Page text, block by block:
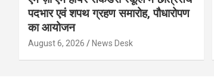
पदभार एवं शपथ ग्रहण समारोह, पौधारोपण
का आयोजन
August 6, 2026 News Desk